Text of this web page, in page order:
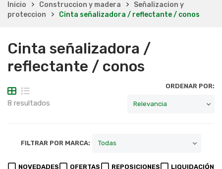
Inicio Construccion y madera
Señalizacion y
proteccion
Cinta señalizadora / reflectante / conos
Cinta señalizadora /
reflectante / conos
8 resultados
ORDENAR POR:
FILTRAR POR MARCA:
NOVEDADES OFERTAS REPOSICIONES LIQUIDACIÓN